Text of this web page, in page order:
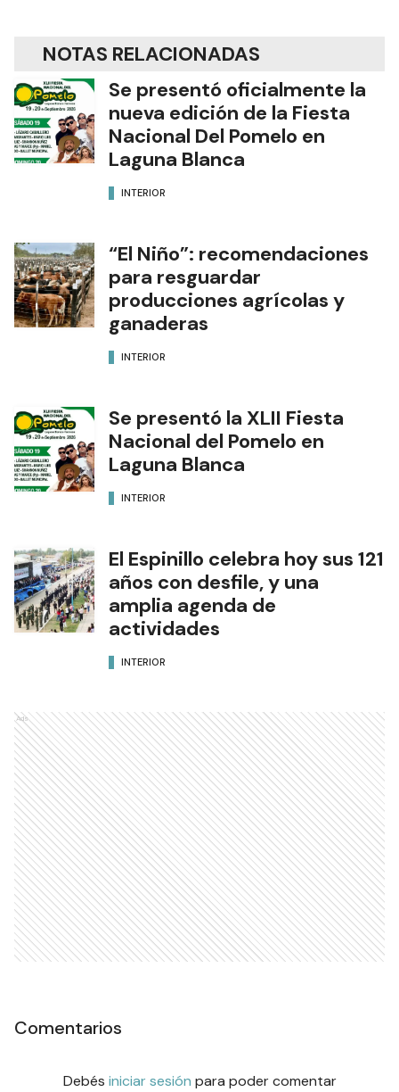
NOTAS RELACIONADAS
Se presentó oficialmente la
nueva edición de la Fiesta
Nacional Del Pomelo en
Laguna Blanca
INTERIOR
“El Niño”: recomendaciones
para resguardar
producciones agrícolas y
ganaderas
INTERIOR
Se presentó la XLII Fiesta
Nacional del Pomelo en
Laguna Blanca
INTERIOR
El Espinillo celebra hoy sus 121
años con desfile, y una
amplia agenda de
actividades
INTERIOR
Ads
Comentarios
Debés iniciar sesión para poder comentar